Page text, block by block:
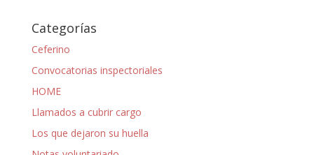
Categorías
Ceferino
Convocatorias inspectoriales
HOME
Llamados a cubrir cargo
Los que dejaron su huella